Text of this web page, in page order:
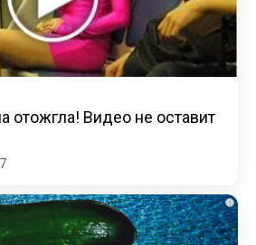
отожгла! Видео не оставит
i